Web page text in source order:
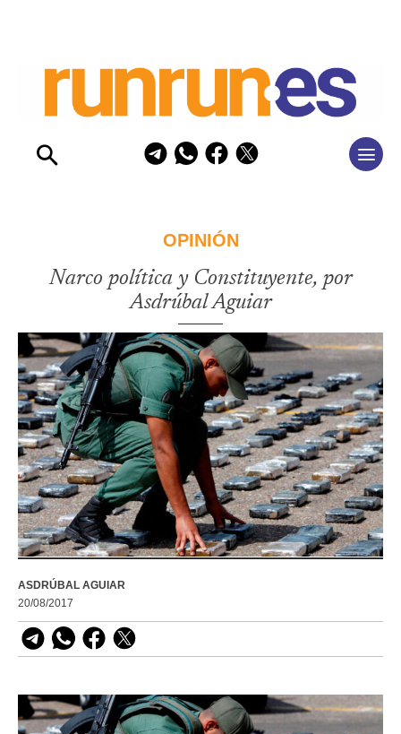
OPINIÓN
Narco política y Constituyente, por
Asdrúbal Aguiar
ASDRÚBAL AGUIAR
20/08/2017